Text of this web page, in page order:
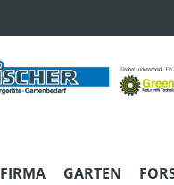
FIRMA GARTEN